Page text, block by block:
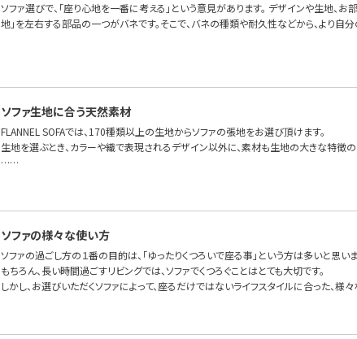
ソファ選びで、「座り心地を一番に考える」という意見があります。 デザインや生地、
地」を左右する部品の一つがバネです。そこで、バネの種類や耐久性などから、より自
ソファ生地に合う天然素材
FLANNEL SOFAでは、170種類以上の生地からソファの張地をお選び頂けます。
生地を選ぶとき、カラーや織で表現されるデザイン以外に、素材も生地の大きな特徴
……
ソファの様々な使い方
ソファの過ごし方の１番の目的は、「ゆったりくつろいで座る事」という方は多いと思いま
もちろん、長い時間過ごすリビングでは、ソファでくつろぐことはとても大切です。
しかし、お選びいただくソファによって、座るだけではないライフスタイルに合った、様